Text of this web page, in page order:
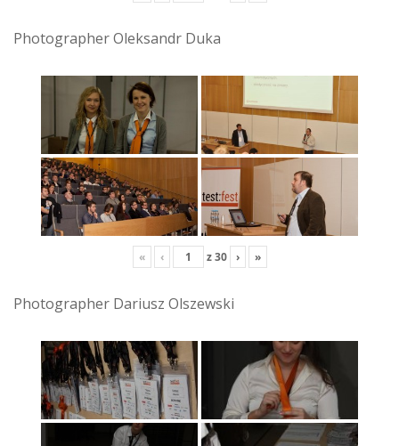
Photographer Oleksandr Duka
« ‹ z30 › »
Photographer Dariusz Olszewski